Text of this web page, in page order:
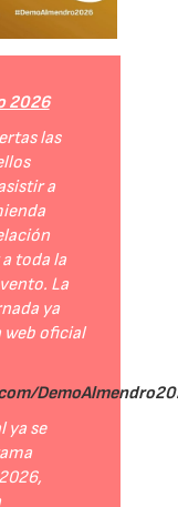
2026
las
a
toda la
La
ya
web oficial
ya se